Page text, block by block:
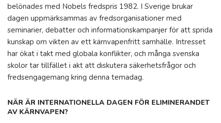
belönades med Nobels fredspris 1982. I Sverige brukar
dagen uppmärksammas av fredsorganisationer med
seminarier, debatter och informationskampanjer för att sprida
kunskap om vikten av ett kärnvapenfritt samhälle. Intresset
har ökat i takt med globala konflikter, och många svenska
skolor tar tillfället i akt att diskutera säkerhetsfrågor och
fredsengagemang kring denna temadag.
NÄR ÄR INTERNATIONELLA DAGEN FÖR ELIMINERANDET
AV KÄRNVAPEN?